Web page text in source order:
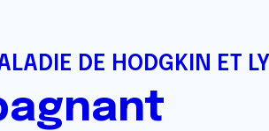
DE HODGKIN ET